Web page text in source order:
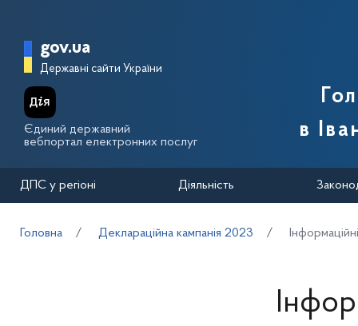
Головна сторінка Державної
gov.ua
Державні сайти України
Єдиний державний
вебпортал електронних послуг
в
ДПС у регіоні Діяльність
Головна Деклараційна кампанія 2023